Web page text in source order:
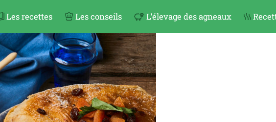
Les recettes Les conseils L’élevage des agneaux